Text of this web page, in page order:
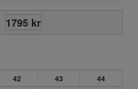
1795 kr
42 43
44